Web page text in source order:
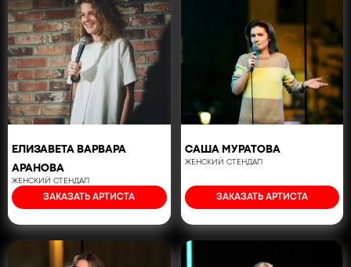
ЕЛИЗАВЕТА ВАРВАРА
АРАНОВА
ЖЕНСКИЙ СТЕНДАП
ЗАКАЗАТЬ АРТИСТА
САША МУРАТОВА
ЖЕНСКИЙ СТЕНДАП
ЗАКАЗАТЬ АРТИСТА